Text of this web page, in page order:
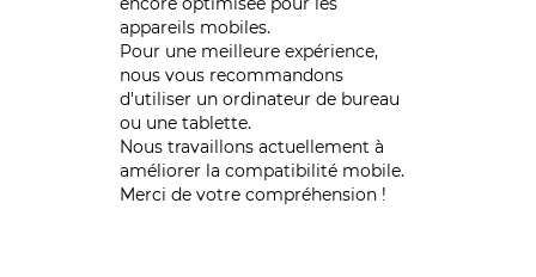
appareils mobiles.
Pour une meilleure expérience,
nous vous recommandons
d'utiliser un ordinateur de bureau
ou une tablette.
Nous travaillons actuellement à
améliorer la compatibilité mobile.
Merci de votre compréhension !